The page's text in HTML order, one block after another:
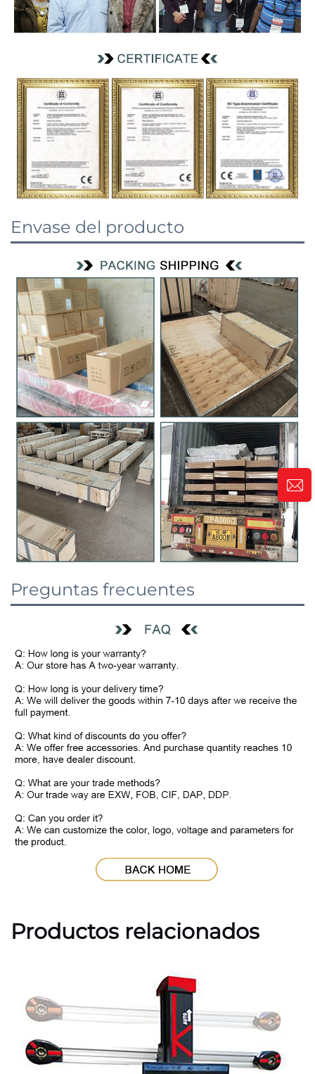
Envase del producto
Preguntas frecuentes
Productos relacionados